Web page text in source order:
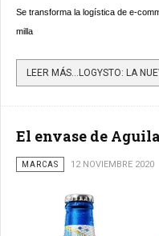
Se transforma la logística de e-
milla
El envase de
MARCAS 12 NOVIEMBRE 2020